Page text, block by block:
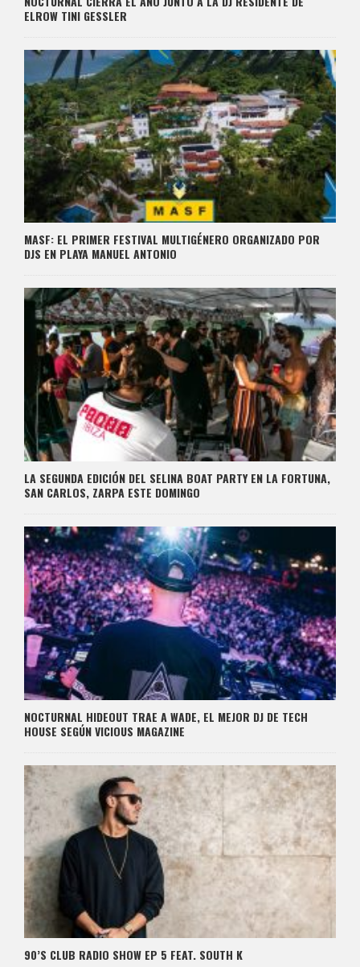
ELROW TINI GESSLER
MASF: EL PRIMER FESTIVAL MULTIGÉNERO ORGANIZADO POR
DJS EN PLAYA MANUEL ANTONIO
LA SEGUNDA EDICIÓN DEL SELINA BOAT PARTY EN LA FORTUNA,
SAN CARLOS, ZARPA ESTE DOMINGO
NOCTURNAL HIDEOUT TRAE A WADE, EL MEJOR DJ DE TECH
HOUSE SEGÚN VICIOUS MAGAZINE
90’S CLUB RADIO SHOW EP 5 FEAT. SOUTH K